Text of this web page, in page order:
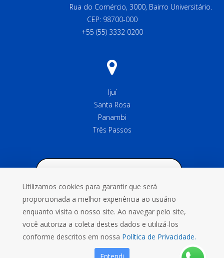
Rua do Comércio, 3000, Bairro Universitário.
CEP: 98700-000
+55 (55) 3332 0200
Ijuí
Santa Rosa
Panambi
Três Passos
Utilizamos cookies para garantir que será
proporcionada a melhor experiência ao usuário
enquanto visita o nosso site. Ao navegar pelo site,
você autoriza a coleta destes dados e utilizá-los
conforme descritos em nossa Política de Privacidade.